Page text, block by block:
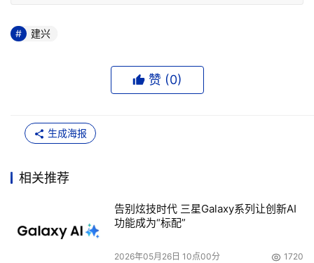
建兴
赞 (0)
生成海报
相关推荐
告别炫技时代 三星Galaxy系列让创新AI
功能成为“标配”
2026年05月26日 10点00分 1720